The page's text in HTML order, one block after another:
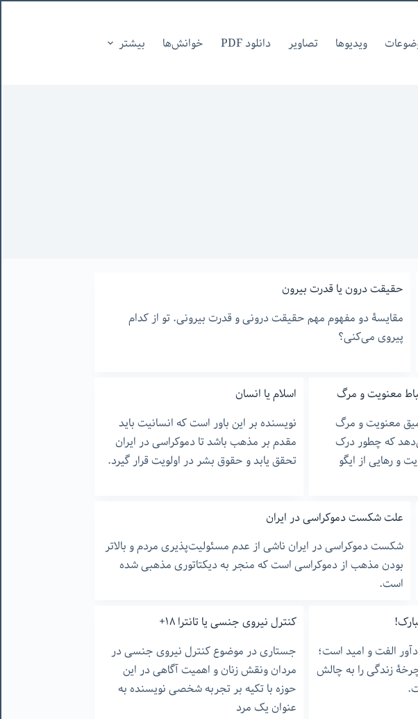
ویدیوها تصاویر دانلود PDF خوانش‌ها بیشتر
حقیقت درون یا قدرت بیرون
مقایسۀ دو مفهوم مهم حقیقت درونی و قدرت بیرونی. تو از کدام
پیروی می‌کنی؟
معنویت و مرگ
معنویت و مرگ
که چطور درک
و رهایی از ایگو
اسلام یا انسان
نویسنده بر این باور است که انسانیت باید
مقدم بر مذهب باشد تا دموکراسی در ایران
تحقق یابد و حقوق بشر در اولویت قرار گیرد.
علت شکست دموکراسی در ایران
شکست دموکراسی در ایران ناشی از عدم مسئولیت‌پذیری مردم و بالاتر
بودن مذهب از دموکراسی است که منجر به دیکتاتوری مذهبی شده
است.
یادآور الفت و امید است؛
زندگی را به چالش
کنترل نیروی جنسی یا تانترا ۱۸+
جستاری در موضوع کنترل نیروی جنسی در
مردان ونقش زنان و اهمیت آگاهی در این
حوزه با تکیه بر تجربه شخصی نویسنده به
عنوان یک مرد